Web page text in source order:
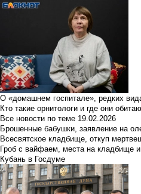
О «домашнем госпитале», редких
Кто такие орнитологи и где они
Все новости по теме 19.02.2026
Брошенные бабушки, заявление на
Всесвятское кладбище, откуп
Гроб с вайфаем, места на кладбище
Кубань в Госдуме